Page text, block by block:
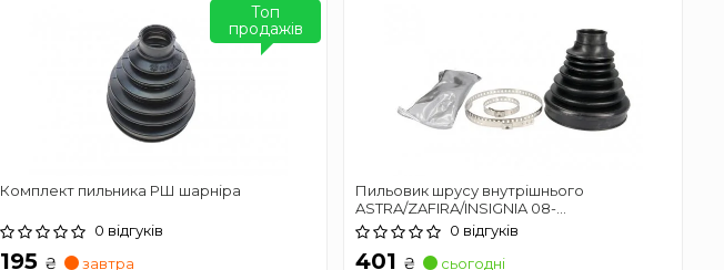
Комплект пильника РШ шарніра
0 відгуків
195 ₴
завтра
Топ
продажів
Пильовик шрусу внутрішнього
ASTRA/ZAFIRA/INSIGNIA 08-
(термопластик) AUTOFREN SEINSA
D8598T
0 відгуків
401 ₴
сьогодні